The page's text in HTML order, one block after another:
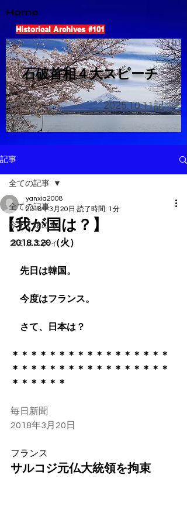
Home
Historical Archives #101
​石破首相４大スピーチ
2025.10.11記
記事
全ての記事
今すぐ始める
コミュニティ
全ての記事
【我が国は？】
yanxia2008
2018年3月20日 読了時間: 1分
2018.3.20（火）
先日は韓国。
今度はフランス。
さて、日本は？
＊＊＊＊＊＊＊＊＊＊＊＊＊＊＊＊＊
＊＊＊＊＊＊＊＊＊＊＊＊＊＊＊＊＊
＊＊＊＊＊＊
毎日新聞
2018年3月20日
フランス
サルコジ元仏大統領を拘束